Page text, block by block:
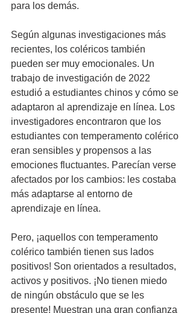
para los demás.
Según algunas investigaciones más
recientes, los coléricos también
pueden ser muy emocionales. Un
trabajo de investigación de 2022
estudió a estudiantes chinos y cómo se
adaptaron al aprendizaje en línea. Los
investigadores encontraron que los
estudiantes con temperamento colérico
eran sensibles y propensos a las
emociones fluctuantes. Parecían verse
afectados por los cambios: les costaba
más adaptarse al entorno de
aprendizaje en línea.
Pero, ¡aquellos con temperamento
colérico también tienen sus lados
positivos! Son orientados a resultados,
activos y positivos. ¡No tienen miedo
de ningún obstáculo que se les
presente! Muestran una gran confianza